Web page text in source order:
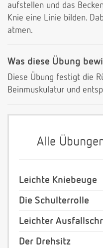
aufstellen und das
Knie eine Linie bilden.
atmen.
Was diese Übung
Diese Übung festigt die
Beinmuskulatur und
Alle
Leichte Kniebeuge
Die Schulterrolle
Leichter
Der Drehsitz